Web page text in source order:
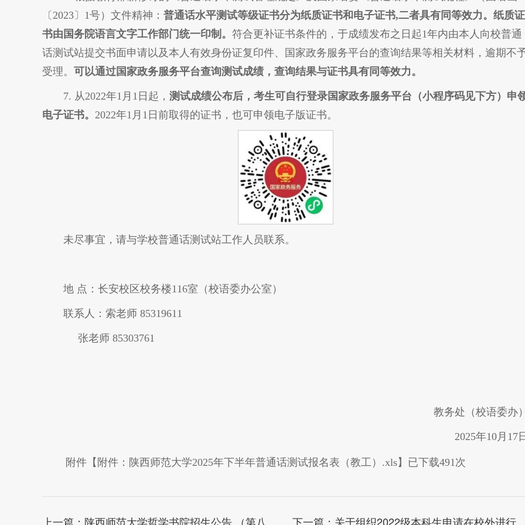
〔2023〕1号）文件精神： 普通话水平测试等级证书分为纸质证书和电子证书,二者具有同等效力。纸质证
书由国务院语言文字工作部门统一印制。 符合更补证书条件的，于成绩发布之日起1年内由本人向校普通
话测试站提交书面申请以及本人有效身份证复印件、国家政务服务平台的查询结果等相关材料，逾期不
受理。 可以通过国家政务服务平台查询测试成绩，查询结果与证书具有同等效力。
7. 从2022年1月1日起， 测试成绩公布后，考生可自行登录国家政务服务平台（小程序码见下方）申
电子证书。 2022年1月1日前取得的证书，也可申领电子版证书。
未尽事宜，请与学校普通话测试站工作人员联系。
地 点：长安校区校务楼116室（校语委办公室）
联系人：索老师 85319611
张老师 85303761
教务处（校语委办
2025年10月17
附件【 附件：陕西师范大学2025年下半年普通话测试报名表（教工）.xls】已下载491次
上一篇： 陕西师范大学哲学书院招生公告 （第八届） 下一篇： 关于组织2022级本科生申请在校外进行 毕业论文（设计）的通知